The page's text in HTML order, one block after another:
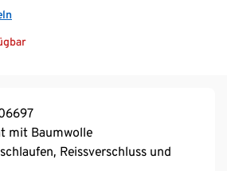
mit Baumwolle
Reissverschluss und